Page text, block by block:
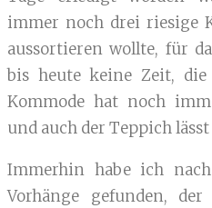
immer noch drei riesige
aussortieren wollte, für
bis heute keine Zeit,
Kommode hat noch
und auch der Teppich
Immerhin habe ich
Vorhänge gefunden,